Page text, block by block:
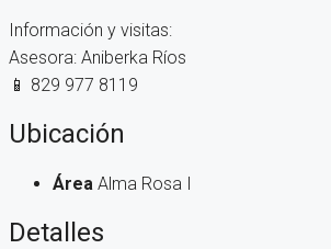
Información y visitas:
Asesora: Aniberka Ríos
📱 829 977 8119
Ubicación
Área Alma Rosa I
Detalles